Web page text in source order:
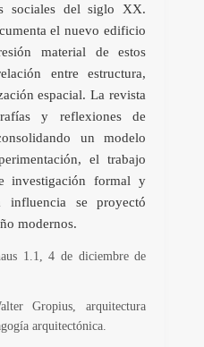
sociales del siglo XX.
el nuevo edificio
material de estos
entre estructura,
espacial. La revista
y reflexiones de
un modelo
el trabajo
investigación formal y
influencia se proyectó
modernos.
1.1, 4 de diciembre de
Gropius, arquitectura
arquitectónica.